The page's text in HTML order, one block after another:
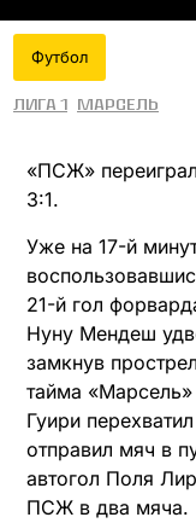
Футбол
Лига 1 Марсель
«ПСЖ»
3:1.
Уже на 17-й
21-й гол
Нуну Мендеш
замкнув
тайма
Гуири
отправил мяч в
автогол Поля
ПСЖ в два мяча.